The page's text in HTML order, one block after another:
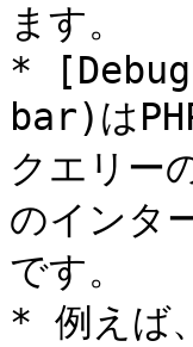
ます。
*
bar)は
クエリー
のインタ
です。
* 例えば